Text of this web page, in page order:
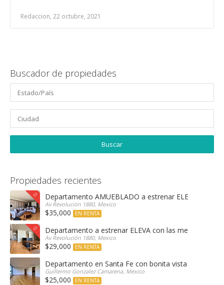
Redaccion, 22 octubre, 2021
Buscador de propiedades
Propiedades recientes
Departamento AMUEBLADO a estrenar ELEVA con
Av Revolución 1880, Mexico
$35,000 EN RENTA
Departamento a estrenar ELEVA con las mejores
Av Revolución 1880, Mexico
$29,000 EN RENTA
Departamento en Santa Fe con bonita vista arbolada
Guillermo Gonzalez Camarena, Mexico
$25,000 EN RENTA